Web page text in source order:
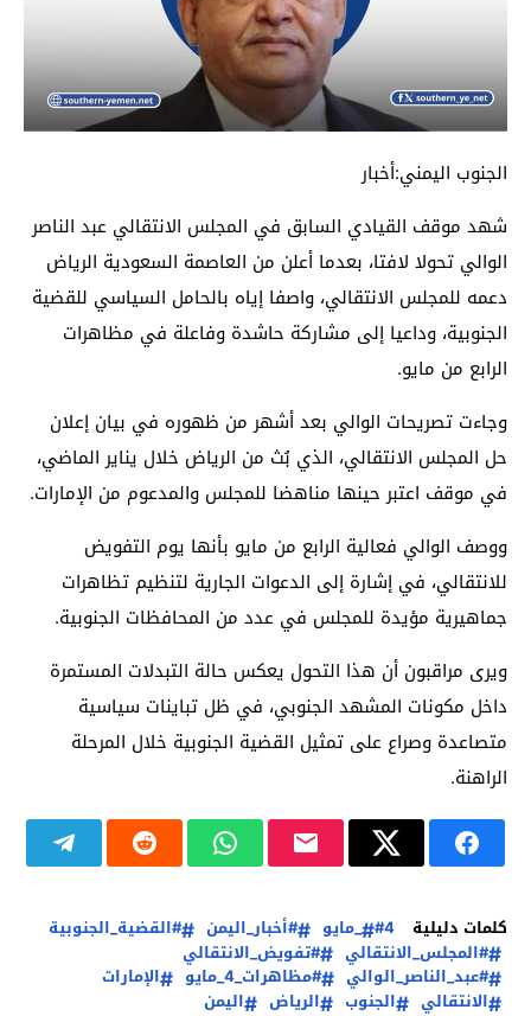
الجنوب اليمني:أخبار
شهد موقف القيادي السابق في المجلس الانتقالي عبد الناصر
الوالي تحولا لافتا، بعدما أعلن من العاصمة السعودية الرياض
دعمه للمجلس الانتقالي، واصفا إياه بالحامل السياسي للقضية
الجنوبية، وداعيا إلى مشاركة حاشدة وفاعلة في مظاهرات
الرابع من مايو.
وجاءت تصريحات الوالي بعد أشهر من ظهوره في بيان إعلان
حل المجلس الانتقالي، الذي بُث من الرياض خلال يناير الماضي،
في موقف اعتبر حينها مناهضا للمجلس والمدعوم من الإمارات.
ووصف الوالي فعالية الرابع من مايو بأنها يوم التفويض
للانتقالي، في إشارة إلى الدعوات الجارية لتنظيم تظاهرات
جماهيرية مؤيدة للمجلس في عدد من المحافظات الجنوبية.
ويرى مراقبون أن هذا التحول يعكس حالة التبدلات المستمرة
داخل مكونات المشهد الجنوبي، في ظل تباينات سياسية
متصاعدة وصراع على تمثيل القضية الجنوبية خلال المرحلة
الراهنة.
كلمات دليلية #4_مايو #أخبار_اليمن
#القضية_الجنوبية
#المجلس_الانتقالي
#تفويض_الانتقالي
#عبد_الناصر_الوالي
#مظاهرات_4_مايو
الإمارات
الانتقالي
الجنوب الرياض اليمن